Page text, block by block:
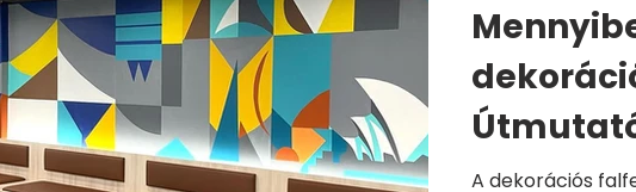
A dekorációs falfestés az egyik